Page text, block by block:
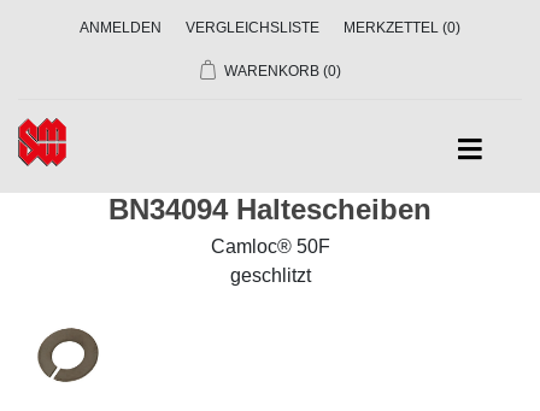
ANMELDEN VERGLEICHSLISTE MERKZETTEL (0)
WARENKORB (0)
BN34094 Haltescheiben
Camloc® 50F
geschlitzt